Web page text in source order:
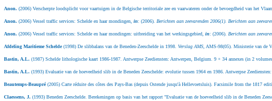
Anon. (2006) Verscherpte loodsplicht voor vaartuigen in de Belgische territoriale zee en vaarwateren onder de bevoegdheid van het
Anon. (2006) Vessel traffic services: Schelde en haar mondingen, in: (2006). Berichten aan zeevarenden 2006(1). Berichten aan
Anon. (2006) Vessel traffic services: Schelde en haar mondingen: uitbreiding van het werkingsgebied, in: (2006). Berichten aan
Afdeling Maritieme Schelde(1998) De slibbalans van de Beneden-Zeeschelde in 1998. Verslag AMS, AMS-98(05). Ministerie van de
Bastin, A.L. (1987) Schelde lithologische kaart 1986-1987. Antwerpse Zeediensten: Antwerpen, Belgium. 9 + 34 annexes (in 2
Bastin, A.L. (1993) Evaluatie van de hoeveelheid slib in de Beneden Zeeschelde: evolutie tussen 1964 en 1986. Antwerpse
Beautemps-Beaupré(2005) Carte réduite des côtes des Pays-Bas (depuis Ostende jusqu'à Hellevoetsluis). Facsimile from the 1817
Claessens, J. (1993) Beneden Zeeschelde. Berekeningen op basis van het rapport "Evaluatie van de hoeveelheid slib in de Beneden